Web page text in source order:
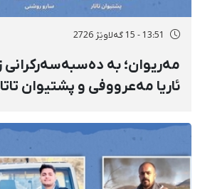
13:51 - 15 گەلاوێژ 2726
مەریوان؛ بە دەسبەسەرکرانی
ئاریا مەعرووفی و پشتیوان
بۆ شەش کەس زیادی کرد